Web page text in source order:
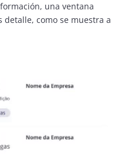
una ventana
como se muestra a